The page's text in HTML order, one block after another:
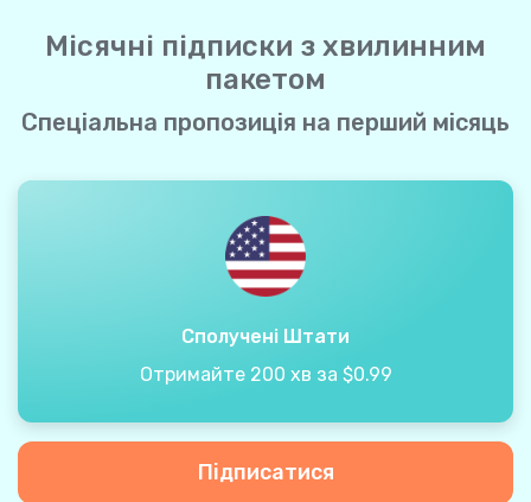
Місячні підписки з хвилинним
пакетом
Спеціальна пропозиція на перший місяць
Сполучені Штати
Отримайте 200 хв за $0.99
Підписатися